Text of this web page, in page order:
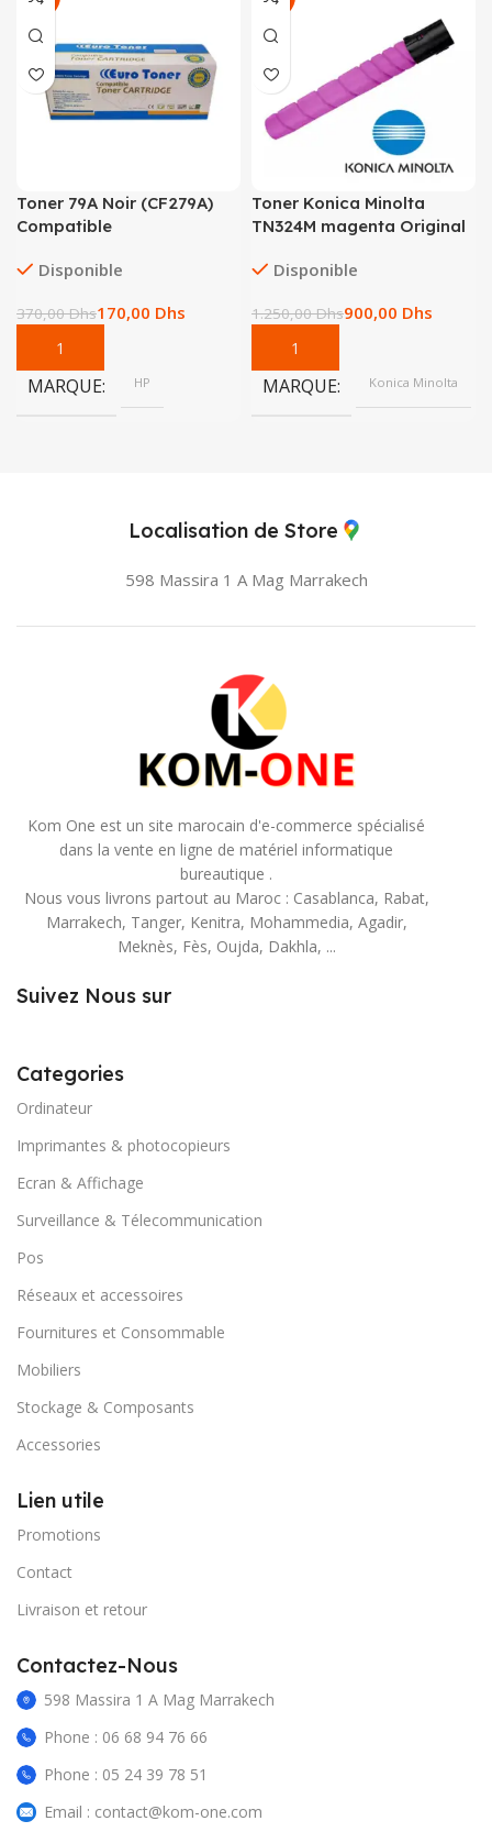
Toner 79A Noir (CF279A)
Compatible
Disponible
370,00Dhs170,00 Dhs
MARQUE HP
Toner Konica Minolta
TN324M magenta Original
Disponible
1.250,00Dhs900,00 Dhs
MARQUE Konica Minolta
Localisation de Store
598 Massira 1 A Mag Marrakech
Kom One est un site marocain d'e-commerce spécialisé
dans la vente en ligne de matériel informatique
bureautique .
Nous vous livrons partout au Maroc : Casablanca, Rabat,
Marrakech, Tanger, Kenitra, Mohammedia, Agadir,
Meknès, Fès, Oujda, Dakhla, ...
Suivez Nous sur
Categories
Ordinateur
Imprimantes & photocopieurs
Ecran & Affichage
Surveillance & Télecommunication
Pos
Réseaux et accessoires
Fournitures et Consommable
Mobiliers
Stockage & Composants
Accessories
Lien utile
Promotions
Contact
Livraison et retour
Contactez-Nous
598 Massira 1 A Mag Marrakech
Phone : 06 68 94 76 66
Phone : 05 24 39 78 51
Email : contact@kom-one.com